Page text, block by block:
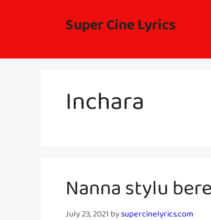
Super Cine Lyrics
Inchara
Nanna stylu